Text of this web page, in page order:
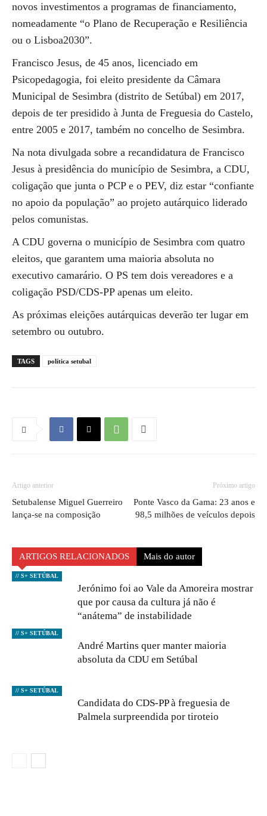
novos investimentos a programas de financiamento,
nomeadamente “o Plano de Recuperação e Resiliência
ou o Lisboa2030”.
Francisco Jesus, de 45 anos, licenciado em
Psicopedagogia, foi eleito presidente da Câmara
Municipal de Sesimbra (distrito de Setúbal) em 2017,
depois de ter presidido à Junta de Freguesia do Castelo,
entre 2005 e 2017, também no concelho de Sesimbra.
Na nota divulgada sobre a recandidatura de Francisco
Jesus à presidência do município de Sesimbra, a CDU,
coligação que junta o PCP e o PEV, diz estar “confiante
no apoio da população” ao projeto autárquico liderado
pelos comunistas.
A CDU governa o município de Sesimbra com quatro
eleitos, que garantem uma maioria absoluta no
executivo camarário. O PS tem dois vereadores e a
coligação PSD/CDS-PP apenas um eleito.
As próximas eleições autárquicas deverão ter lugar em
setembro ou outubro.
TAGS política setubal
Artigo anterior
Setubalense Miguel Guerreiro
lança-se na composição
Próximo artigo
Ponte Vasco da Gama: 23 anos e
98,5 milhões de veículos depois
ARTIGOS RELACIONADOS Mais do autor
// S+ SETÚBAL
Jerónimo foi ao Vale da Amoreira mostrar
que por causa da cultura já não é
“anátema” de instabilidade
// S+ SETÚBAL
André Martins quer manter maioria
absoluta da CDU em Setúbal
// S+ SETÚBAL
Candidata do CDS-PP à freguesia de
Palmela surpreendida por tiroteio